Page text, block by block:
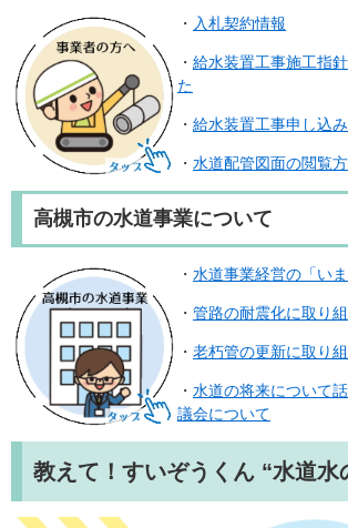
・ 入札契約情報
・ 給水装置工事施工指
た
・ 給水装置工事申し込
・ 水道配管図面の閲覧
高槻市の水道事業について
・ 水道事業経営の「いま
・ 管路の耐震化に取り
・ 老朽管の更新に取り
・ 水道の将来について
議会について
教えて！すいぞうくん “水道水